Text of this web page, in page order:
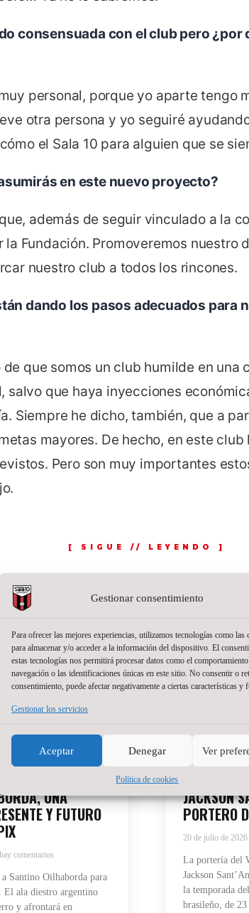
Gestionar consentimiento
Para ofrecer las mejores experiencias, utilizamos tecnologías como las
para almacenar y/o acceder a la información del dispositivo. El
estas tecnologías nos permitirá procesar datos como el
navegación o las identificaciones únicas en este sitio. No consentir o
consentimiento, puede afectar negativamente a ciertas características y
Gestionar los servicios
Aceptar Denegar Ver
Política de cookies
consensuada con el club pero ¿por
personal, porque yo aparte tengo
otra persona y yo seguiré
el Sala 10 para alguien que se
en este nuevo proyecto?
además de seguir vinculado a la
Fundación. Promoveremos nuestro
nuestro club a todos los rincones.
dando los pasos adecuados para
que somos un club humilde en una
salvo que haya inyecciones
Siempre he dicho, también, que a
mayores. De hecho, en este club
Pero son muy importantes
UNA
Y FUTURO
comentarios
Santino Oilhaborda para
El ala diestro argentino
y afrontará en
JACKSON
PORTERO
20 de julio de 2026
La portería del
Jackson
la temporada
brasileño, de 23